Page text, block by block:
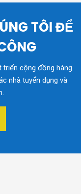
TÔI ĐỂ
triển cộng đồng hàng
nhà tuyển dụng và